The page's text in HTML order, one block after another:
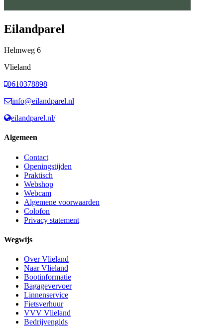
Eilandparel
Helmweg 6
Vlieland
0610378898
info@eilandparel.nl
eilandparel.nl/
Algemeen
Contact
Openingstijden
Praktisch
Webshop
Webcam
Algemene voorwaarden
Colofon
Privacy statement
Wegwijs
Over Vlieland
Naar Vlieland
Bootinformatie
Bagagevervoer
Linnenservice
Fietsverhuur
VVV Vlieland
Bedrijvengids